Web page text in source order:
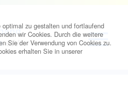
e.V.
zu gestalten und fortlaufend
wir Cookies. Durch die weitere
Sie der Verwendung von Cookies zu.
erhalten Sie in unserer